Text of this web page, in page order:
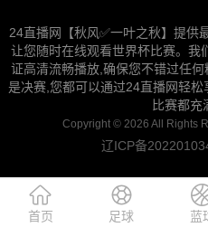
24直播网【秋风✅一叶之秋】提供
让您随时在线观看世界杯比赛。我
证高清流畅播放,确保您不错过任
是决赛,您都可以通过24直播网轻
比赛都充
Copyright © 2026 All Rights
辽ICP备
首页 足球 蓝